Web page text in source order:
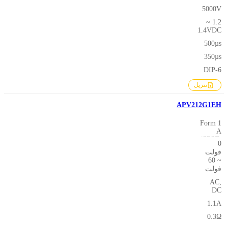
5000V
1.2 ~
1.4VDC
500µs
350µs
DIP-6
تنزيل
APV212G1EH
1 Form
A
(SPST-
NO)
0
فولت
~ 60
فولت
AC,
DC
1.1A
0.3Ω